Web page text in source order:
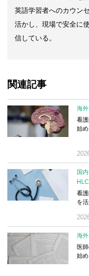
英語学習者へのカウン
活かし、現場で安全に
信している。
関連記事
海外
看
始
国
看
を
海外
医
始